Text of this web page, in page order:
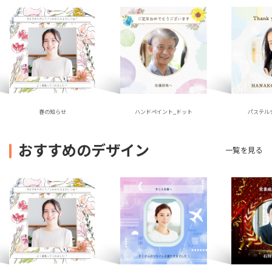
春の知らせ ハンドペイント_ドット パステル
おすすめのデザイン 一覧を見る